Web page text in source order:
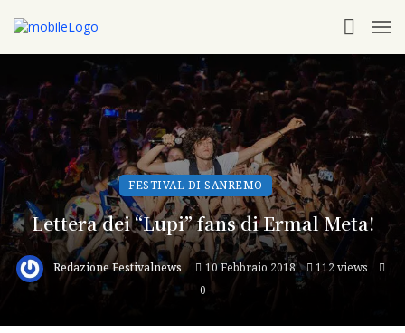
FESTIVAL DI SANREMO
Lettera dei “Lupi” fans di Ermal Meta!
Redazione Festivalnews 10 Febbraio 2018
112 views
0